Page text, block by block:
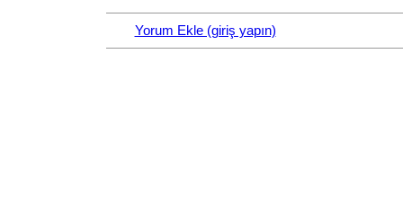
Yorum Ekle (giriş yapın)